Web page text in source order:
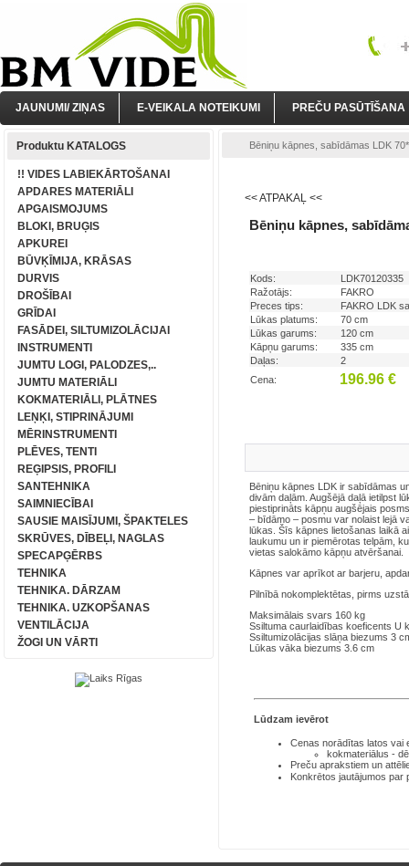
JAUNUMI/ ZIŅAS E-VEIKALA NOTEIKUMI PREČU PASŪTĪŠANA
Produktu KATALOGS
!! VIDES LABIEKĀRTOŠANAI
APDARES MATERIĀLI
APGAISMOJUMS
BLOKI, BRUĢIS
APKUREI
BŪVĶĪMIJA, KRĀSAS
DURVIS
DROŠĪBAI
GRĪDAI
FASĀDEI, SILTUMIZOLĀCIJAI
INSTRUMENTI
JUMTU LOGI, PALODZES,..
JUMTU MATERIĀLI
KOKMATERIĀLI, PLĀTNES
LEŅĶI, STIPRINĀJUMI
MĒRINSTRUMENTI
PLĒVES, TENTI
REĢIPSIS, PROFILI
SANTEHNIKA
SAIMNIECĪBAI
SAUSIE MAISĪJUMI, ŠPAKTELES
SKRŪVES, DĪBEĻI, NAGLAS
SPECAPĢĒRBS
TEHNIKA
TEHNIKA. DĀRZAM
TEHNIKA. UZKOPŠANAS
VENTILĀCIJA
ŽOGI UN VĀRTI
Bēniņu kāpnes, sabīdāmas LDK
<< ATPAKAĻ <<
Bēniņu kāpnes,
Kods:
LDK70120335
Ražotājs:
FAKRO
Preces tips:
FAKRO LDK
Lūkas platums:
70 cm
Lūkas garums:
120 cm
Kāpņu garums:
335 cm
Daļas:
2
Cena:
196.96 €
Bēniņu kāpnes LDK ir sabīdāmas
divām daļām. Augšējā daļā ietilpst
piestiprināts kāpņu augšējais
– bīdāmo – posmu var nolaist lejā
lūkas. Šīs kāpnes lietošanas laikā
laukumu un ir piemērotas telpām,
vietas salokāmo kāpņu atvēršanai.
Kāpnes var aprīkot ar barjeru,
Pilnībā nokomplektētas, pirms
Maksimālais svars 160 kg
Ssiltuma caurlaidības koeficents U
Ssiltumizolācijas slāņa biezums 3
Lūkas vāka biezums 3.6 cm
Lūdzam ievērot
Cenas norādītas latos vai
kokmateriālus -
Preču aprakstiem un
Konkrētos jautājumos